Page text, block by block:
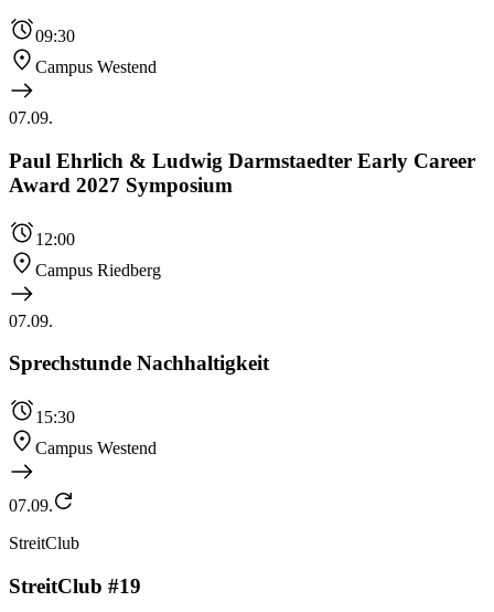
09:30
Campus Westend
07.09.
Paul Ehrlich & Ludwig Darmstaedter Early Career
Award 2027 Symposium
12:00
Campus Riedberg
07.09.
Sprechstunde Nachhaltigkeit
15:30
Campus Westend
07.09.
StreitClub
StreitClub #19